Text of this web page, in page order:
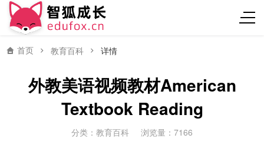
首页 教育百科 详情
外教美语视频教材American
Textbook Reading
分类： 教育百科 浏览量：7166